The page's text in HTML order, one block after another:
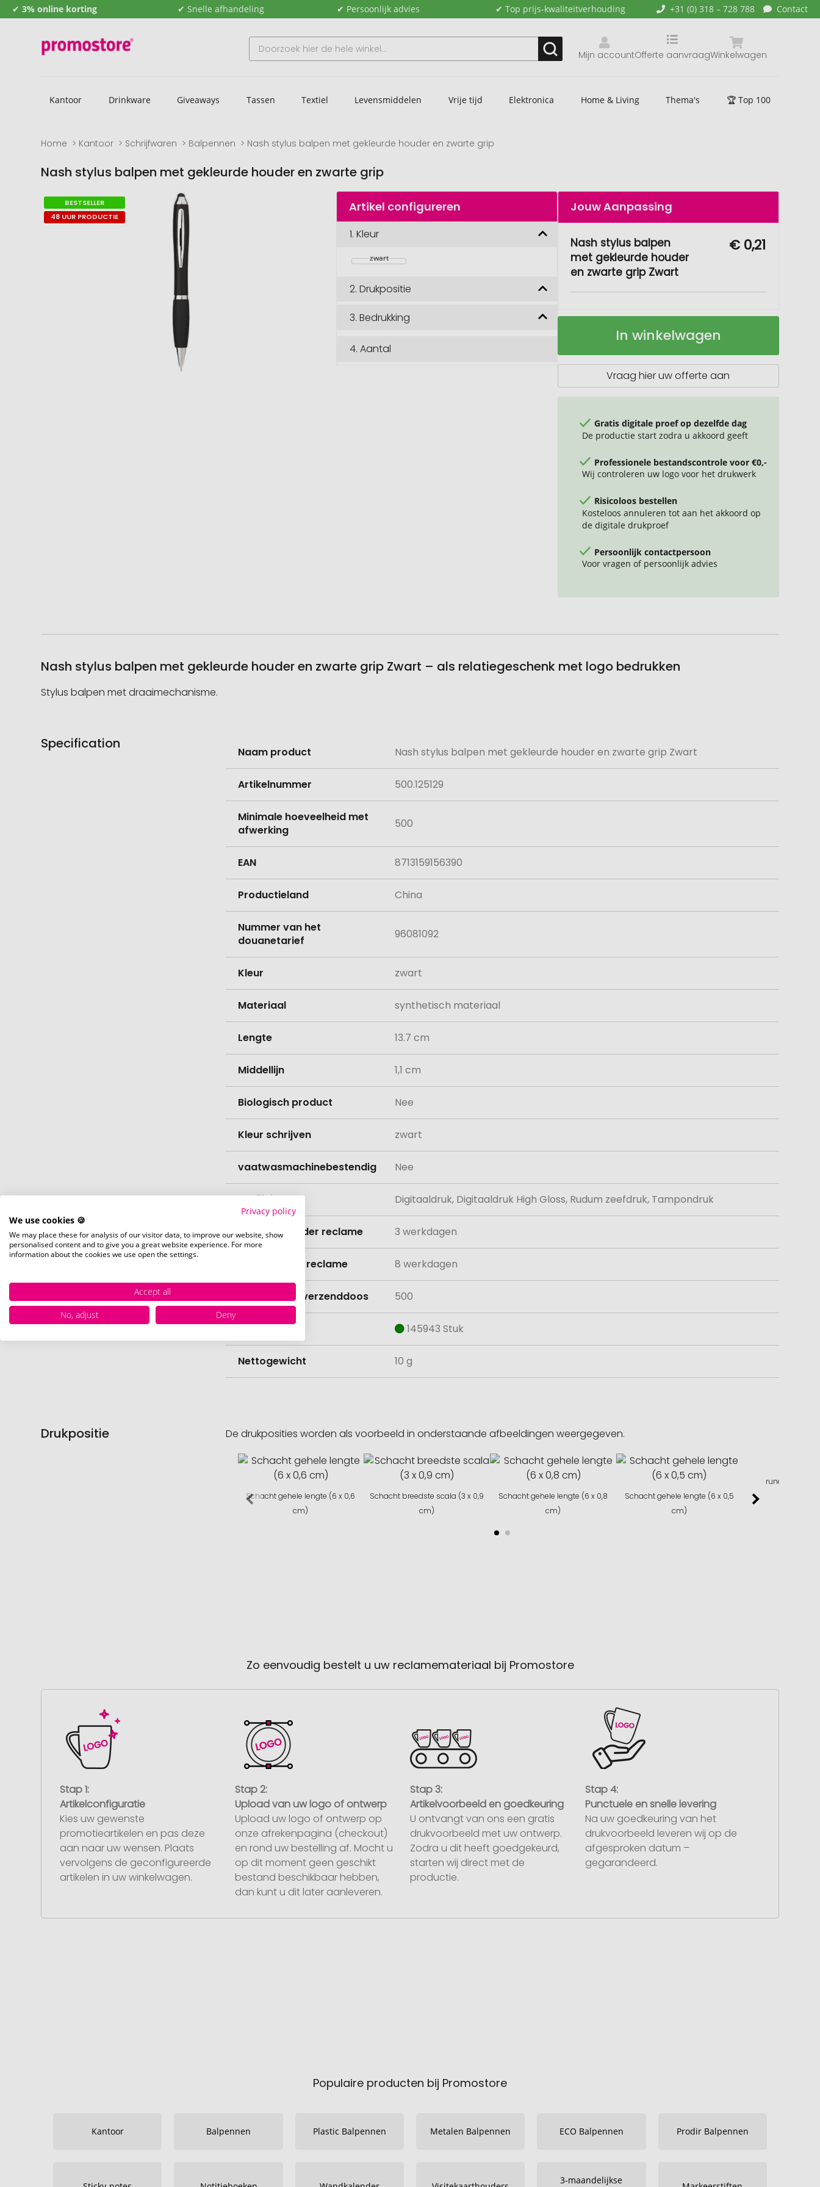
✔ 3% online korting ✔ Snelle afhandeling ✔ Persoonlijk advies ✔ Top prijs-kwaliteitverhouding +31 (0) 318 – 728 788 Contact
Mijn account Winkelwagen
Offerte aanvraag
Kantoor Drinkware Giveaways Tassen Textiel Levensmiddelen Vrije tijd Elektronica Home & Living Thema's 🏆 Top 100
Home Kantoor Schrijfwaren Balpennen Nash stylus balpen met gekleurde houder en zwarte grip
Nash stylus balpen met gekleurde houder en zwarte grip
Naar
het
einde
Naar
het
begin
BESTSELLER
48 UUR PRODUCTIE
Artikel configureren
1.Kleur
zwart
2.Drukpositie
3.Bedrukking
4.Aantal
Jouw Aanpassing
Nash stylus balpen
met gekleurde houder
en zwarte grip Zwart
€ 0,21
Nash
met
Op
In winkelwagen
Vraag hier uw offerte aan
Gratis digitale proef op dezelfde dag
De productie start zodra u akkoord geeft
Professionele bestandscontrole voor €0,-
Wij controleren uw logo voor het drukwerk
Risicoloos bestellen
Kosteloos annuleren tot aan het akkoord op
de digitale drukproef
Persoonlijk contactpersoon
Voor vragen of persoonlijk advies
Nash stylus balpen met gekleurde houder en zwarte grip Zwart – als relatiegeschenk met logo bedrukken
Stylus balpen met draaimechanisme.
Specification
informatie
Naam product Nash stylus balpen met gekleurde houder en zwarte grip Zwart
Artikelnummer 500.125129
Minimale hoeveelheid met
afwerking
500
EAN 8713159156390
Productieland China
Nummer van het
douanetarief
96081092
Kleur zwart
Materiaal synthetisch materiaal
Lengte 13.7 cm
Middellijn 1,1 cm
Biologisch product Nee
Kleur schrijven zwart
vaatwasmachinebestendig Nee
Verfijning Digitaaldruk, Digitaaldruk High Gloss, Rudum zeefdruk, Tampondruk
Levertijd zonder reclame 3 werkdagen
Levertijd met reclame 8 werkdagen
Hoeveelheid verzenddoos 500
Voorraad 145943 Stuk
Nettogewicht 10 g
Drukpositie De drukposities worden als voorbeeld in onderstaande afbeeldingen weergegeven.
Schacht gehele lengte (6 x 0,6
cm)
Schacht breedste scala (3 x 0,9
cm)
Schacht gehele lengte (6 x 0,8
cm)
Schacht gehele lengte (6 x 0,5
cm)
rundum (25 x
Zo eenvoudig bestelt u uw reclamemateriaal bij Promostore
Stap 1:
Artikelconfiguratie
Kies uw gewenste
promotieartikelen en pas deze
aan naar uw wensen. Plaats
vervolgens de geconfigureerde
artikelen in uw winkelwagen.
Stap 2:
Upload van uw logo of ontwerp
Upload uw logo of ontwerp op
onze afrekenpagina (checkout)
en rond uw bestelling af. Mocht u
op dit moment geen geschikt
bestand beschikbaar hebben,
dan kunt u dit later aanleveren.
Stap 3:
Artikelvoorbeeld en goedkeuring
U ontvangt van ons een gratis
drukvoorbeeld met uw ontwerp.
Zodra u dit heeft goedgekeurd,
starten wij direct met de
productie.
Stap 4:
Punctuele en snelle levering
Na uw goedkeuring van het
drukvoorbeeld leveren wij op de
afgesproken datum –
gegarandeerd.
Populaire producten bij Promostore
Kantoor Balpennen Plastic Balpennen Metalen Balpennen ECO Balpennen Prodir Balpennen
3-maandelijkse
Privacy policy
We use cookies 🍪
We may place these for analysis of our visitor data, to improve our website, show
personalised content and to give you a great website experience. For more
information about the cookies we use open the settings.
Accept all
No, adjust
Deny